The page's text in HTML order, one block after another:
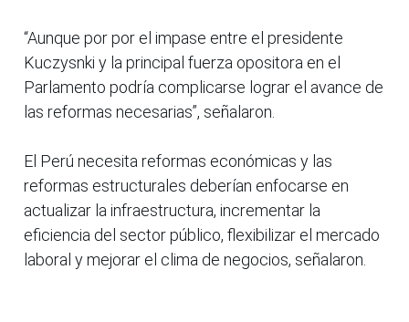
“Aunque por por el impase entre el presidente
Kuczysnki y la principal fuerza opositora en el
Parlamento podría complicarse lograr el avance de
las reformas necesarias”, señalaron.
El Perú necesita reformas económicas y las
reformas estructurales deberían enfocarse en
actualizar la infraestructura, incrementar la
eficiencia del sector público, flexibilizar el mercado
laboral y mejorar el clima de negocios, señalaron.